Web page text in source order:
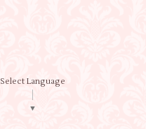
Select Language
▼